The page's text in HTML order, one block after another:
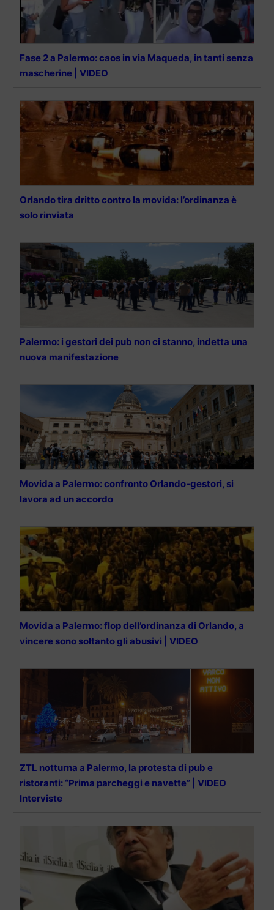
Fase 2 a Palermo: caos in via Maqueda, in tanti senza
mascherine | VIDEO
Orlando tira dritto contro la movida: l’ordinanza è
solo rinviata
Palermo: i gestori dei pub non ci stanno, indetta una
nuova manifestazione
Movida a Palermo: confronto Orlando-gestori, si
lavora ad un accordo
Movida a Palermo: flop dell’ordinanza di Orlando, a
vincere sono soltanto gli abusivi | VIDEO
ZTL notturna a Palermo, la protesta di pub e
ristoranti: “Prima parcheggi e navette” | VIDEO
Interviste